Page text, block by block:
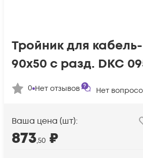
Тройник для
90х50 с разд. DKC
0 Нет отзывов Нет
Ваша цена (шт):
873,50 ₽